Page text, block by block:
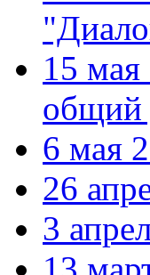
15
общий
6 мая
26
3